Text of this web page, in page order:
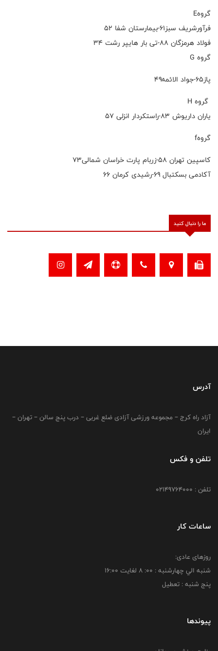
گروهE
فرآورشریف سبز۶۱-بیمارستان شفا ۵۲
فولاد هرمزگان ۸۸-تی بار هایپر رشت ۳۴
گروه G
پاز۶۵-جواد الائمه۴۹
گروه H
یاران داریوش ۸۳-راستکردار انزلی ۵۷
گروهf
کاسپین تهران ۵۸-زربام پارت خراسان شمالی۷۳
آکادمی بسکتبال ۶۹-رشیدی کرمان ۶۶
ما را دنبال کنید
آدرس
آزاد راه کرج – مجموعه ورزشی آزادی ضلع غربی – درب پنج سالن – تهران –
ایران
تلفن و فکس
تلفن : 02149764000
ساعات کار
روزهای عادی:
شنبه الي چهارشنبه : 00: 8 لغايت 16:00
پنج شنبه : تعطیل
پیوندها